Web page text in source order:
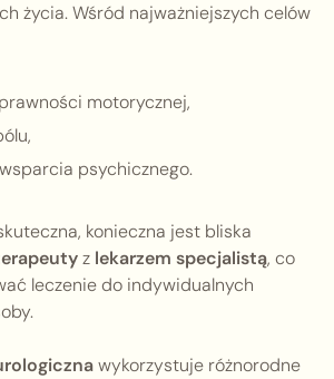
życia. Wśród najważniejszych celów
motorycznej,
psychicznego.
konieczna jest bliska
z lekarzem specjalistą, co
leczenie do indywidualnych
wykorzystuje różnorodne